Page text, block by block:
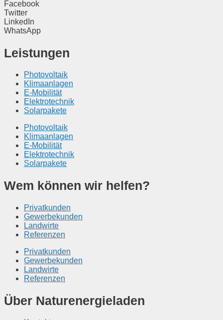
Facebook
Twitter
LinkedIn
WhatsApp
Leistungen
Photovoltaik
Klimaanlagen
E-Mobilität
Elektrotechnik
Solarpakete
Photovoltaik
Klimaanlagen
E-Mobilität
Elektrotechnik
Solarpakete
Wem können wir helfen?
Privatkunden
Gewerbekunden
Landwirte
Referenzen
Privatkunden
Gewerbekunden
Landwirte
Referenzen
Über Naturenergieladen